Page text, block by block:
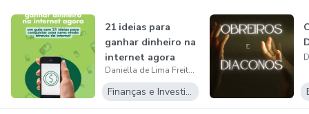
21 ideias para
ganhar dinheiro na
internet agora
Daniella de Lima Freitas domingos
Finanças e Investimentos